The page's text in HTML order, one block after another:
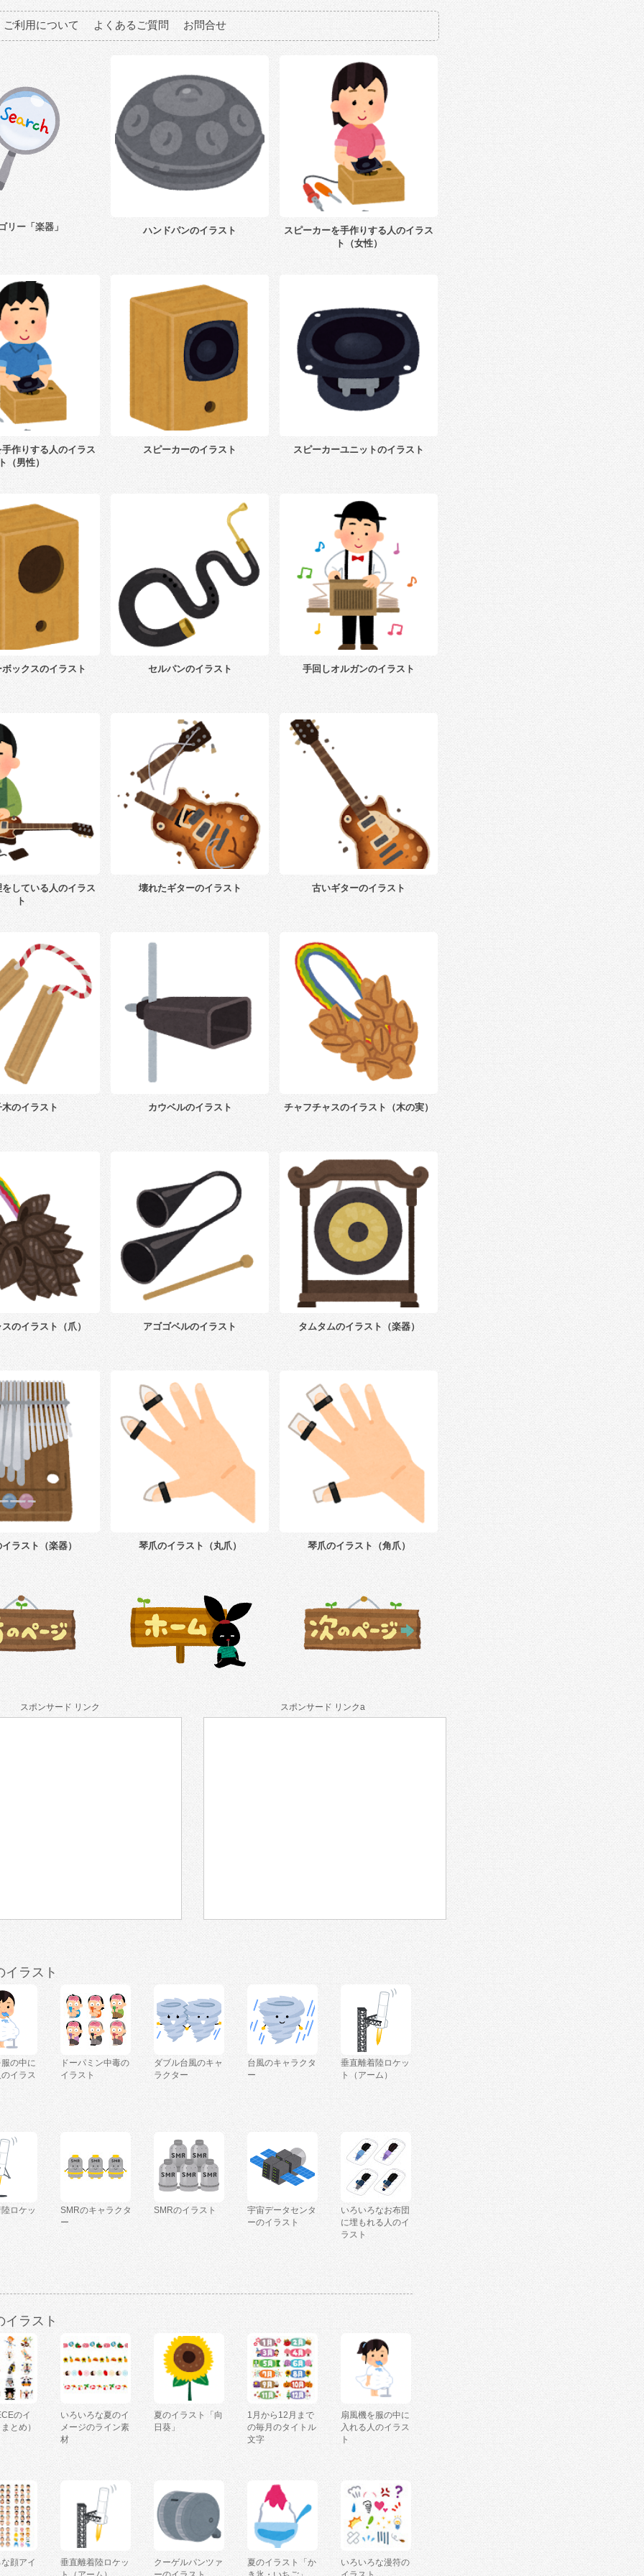
ご利用について よくあるご質問 お問合せ
リー「楽器」 ハンドパンのイラスト
スピーカーを手作りする人のイラス
ト（女性）
作りする人のイラス
（男性）
スピーカーのイラスト スピーカーユニットのイラスト
ックスのイラスト セルパンのイラスト 手回しオルガンのイラスト
している人のイラス
ト
壊れたギターのイラスト 古いギターのイラスト
のイラスト カウベルのイラスト チャフチャスのイラスト（木の実）
のイラスト（爪） アゴゴベルのイラスト タムタムのイラスト（楽器）
ラスト（楽器） 琴爪のイラスト（丸爪） 琴爪のイラスト（角爪）
スポンサード リンク スポンサード リンクa
イラスト
の中に
イラス
ドーパミン中毒の
イラスト
ダブル台風のキャ
ラクター
台風のキャラクタ
ー
垂直離着陸ロケッ
ト（アーム）
ロケッ
SMRのキャラクタ
ー
SMRのイラスト
宇宙データセンタ
ーのイラスト
いろいろなお布団
に埋もれる人のイ
ラスト
イラスト
のイ
とめ）
いろいろな夏のイ
メージのライン素
材
夏のイラスト「向
日葵」
1月から12月まで
の毎月のタイトル
文字
扇風機を服の中に
入れる人のイラス
ト
顔アイ
垂直離着陸ロケッ
クーゲルパンツァ
夏のイラスト「か
いろいろな漫符の